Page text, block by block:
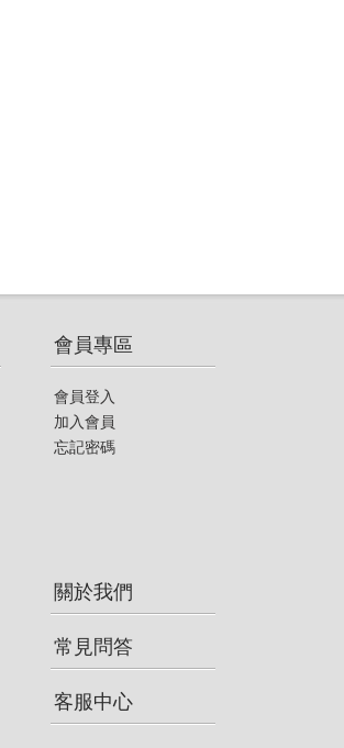
會員專區
會員登入
加入會員
忘記密碼
關於我們
常見問答
客服中心